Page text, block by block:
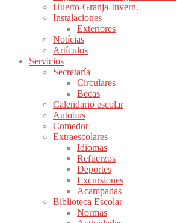
Huerto-Granja-Invern.
Instalaciones
Exteriores
Notícias
Artículos
Servicios
Secretaría
Circulares
Becas
Calendario escolar
Autobus
Comedor
Extraescolares
Idiomas
Refuerzos
Deportes
Excursiones
Acampadas
Biblioteca Escolar
Normas